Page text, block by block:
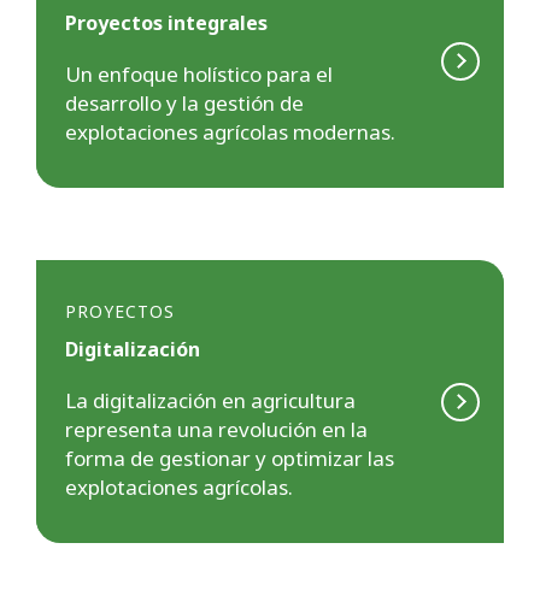
Proyectos integrales
Un enfoque holístico para el
desarrollo y la gestión de
explotaciones agrícolas modernas.
PROYECTOS
Digitalización
La digitalización en agricultura
representa una revolución en la
forma de gestionar y optimizar las
explotaciones agrícolas.